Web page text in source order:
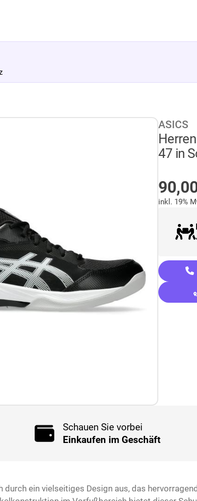
ASICS
47 in
inkl. 19%
Schauen Sie vorbei
Einkaufen im Geschäft
durch ein vielseitiges Design aus, das